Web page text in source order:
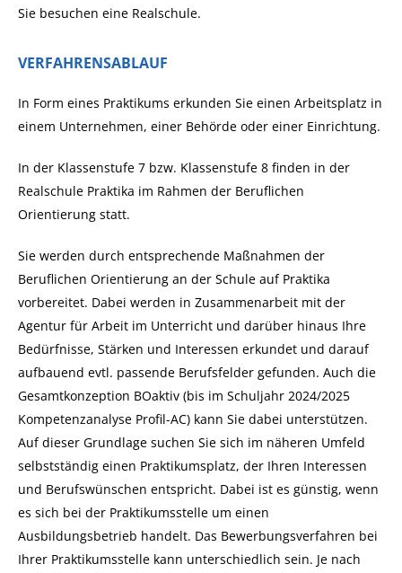
Sie besuchen eine Realschule.
VERFAHRENSABLAUF
In Form eines Praktikums erkunden Sie einen Arbeitsplatz in
einem Unternehmen, einer Behörde oder einer Einrichtung.
In der Klassenstufe 7 bzw. Klassenstufe 8 finden in der
Realschule Praktika im Rahmen der Beruflichen
Orientierung statt.
Sie werden durch entsprechende Maßnahmen der
Beruflichen Orientierung an der Schule auf Praktika
vorbereitet. Dabei werden in Zusammenarbeit mit der
Agentur für Arbeit im Unterricht und darüber hinaus Ihre
Bedürfnisse, Stärken und Interessen erkundet und darauf
aufbauend evtl. passende Berufsfelder gefunden. Auch die
Gesamtkonzeption BOaktiv (bis im Schuljahr 2024/2025
Kompetenzanalyse Profil-AC) kann Sie dabei unterstützen.
Auf dieser Grundlage suchen Sie sich im näheren Umfeld
selbstständig einen Praktikumsplatz, der Ihren Interessen
und Berufswünschen entspricht. Dabei ist es günstig, wenn
es sich bei der Praktikumsstelle um einen
Ausbildungsbetrieb handelt. Das Bewerbungsverfahren bei
Ihrer Praktikumsstelle kann unterschiedlich sein. Je nach